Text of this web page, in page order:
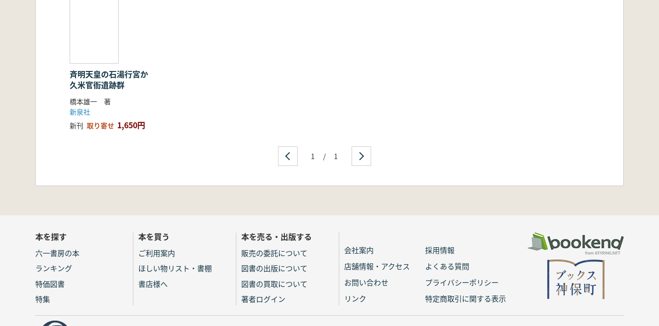
斉明天皇の石湯行宮か
久米官衙遺跡群
橋本雄一 著
新泉社
新刊 取り寄せ 1,650円
1 / 1
本を探す
六一書房の本
ランキング
特価図書
特集
本を買う
ご利用案内
ほしい物リスト・書棚
書店様へ
本を売る・出版する
販売の委託について
図書の出版について
図書の買取について
著者ログイン
会社案内
採用情報
店舗情報・アクセス
よくある質問
お問い合わせ
プライバシーポリシー
リンク
特定商取引に関する表示